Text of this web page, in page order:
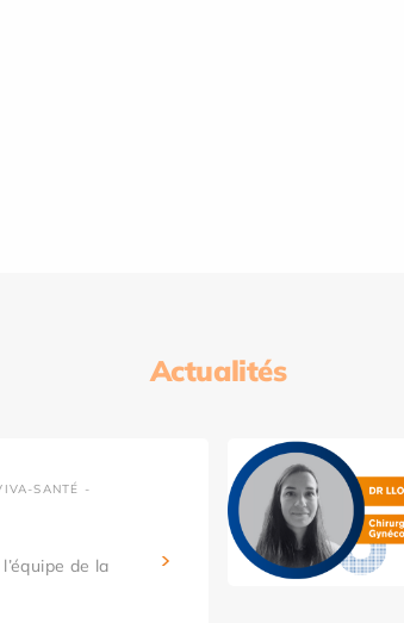
Actualités
SANTÉ -
de la